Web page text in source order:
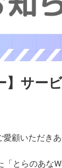
】サー
顧いただき
とらのあな